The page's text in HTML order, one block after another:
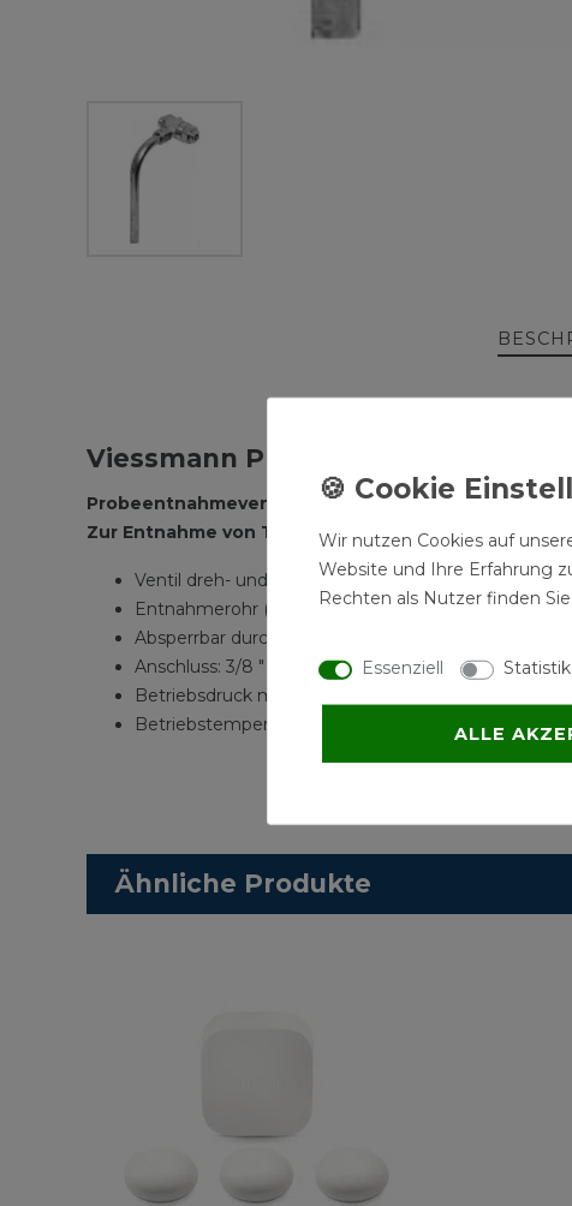
Viessmann Probeentnahmeventil G
Probeentnahmeventil DN 10
Zur Entnahme von Trinkwasserproben nach DVGW
Ventil dreh- und schwenkbar.
Entnahmerohr (10 mm) abnehmbar.
Absperrbar durch Innensechskant
Anschluss: 3/8 "
Betriebsdruck max.: 16 bar
Betriebstemperatur max.: 90 Grad C
Ähnliche Produkte
Wir nutzen Cookies auf
Website und Ihre Erfahrung
Rechten als Nutzer finden
Essenziell Statistik
ALLE